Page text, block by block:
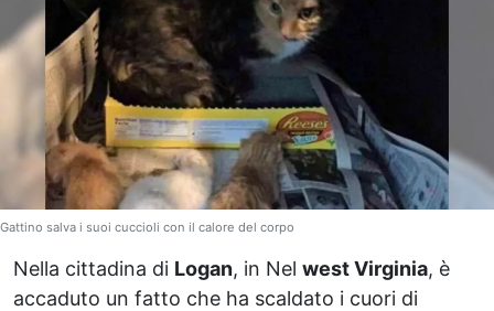
Gattino salva i suoi cuccioli con il calore del corpo
Nella cittadina di Logan, in Nel west Virginia, è
accaduto un fatto che ha scaldato i cuori di